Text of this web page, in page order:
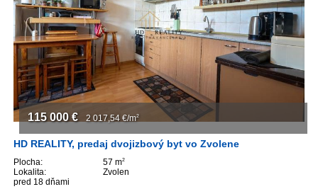
HD REALITY, predaj dvojizbový byt vo Zvolene
Plocha: 57 m2
Lokalita:
Zvolen
pred 18 dňami
115 000 € 2 017,54 €/m2